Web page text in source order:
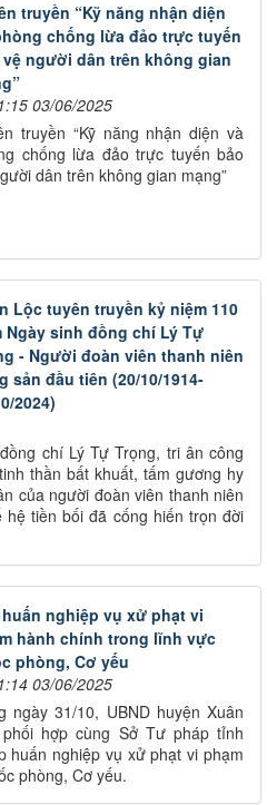
truyền “Kỹ năng nhận diện
chống lừa đảo trực tuyến
người dân trên không gian
03/06/2025
truyền “Kỹ năng nhận diện và
chống lừa đảo trực tuyến bảo
dân trên không gian mạng”​
Lộc tuyên truyền kỷ niệm 110
Ngày sinh đồng chí Lý Tự
- Người đoàn viên thanh niên
sản đầu tiên (20/10/1914-
2024)
chí Lý Tự Trọng, tri ân công
thần bất khuất, tấm gương hy
của người đoàn viên thanh niên
tiền bối đã cống hiến trọn đời
huấn nghiệp vụ xử phạt vi
hành chính trong lĩnh vực
phòng, Cơ yếu
03/06/2025
ngày 31/10, UBND huyện Xuân
hợp cùng Sở Tư pháp tỉnh
huấn nghiệp vụ xử phạt vi phạm
phòng, Cơ yếu.